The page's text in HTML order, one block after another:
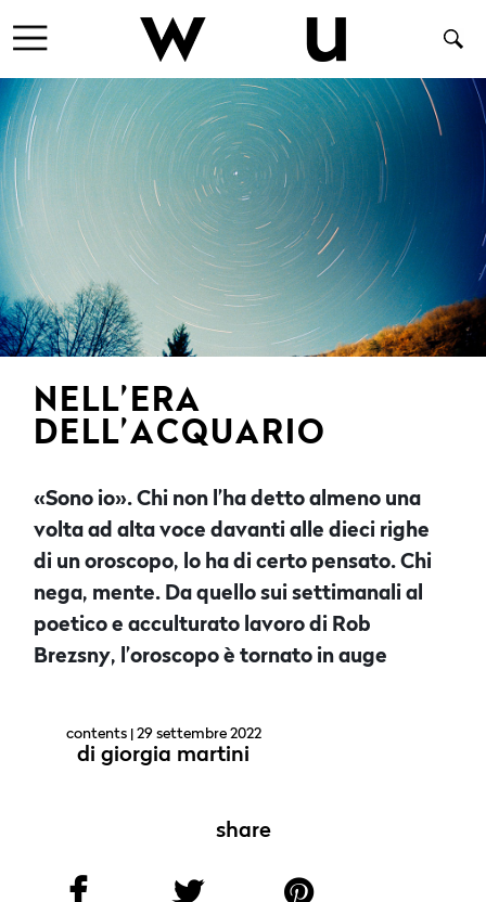
NELL’ERA
DELL’ACQUARIO
«Sono io». Chi non l’ha detto almeno una
volta ad alta voce davanti alle dieci righe
di un oroscopo, lo ha di certo pensato. Chi
nega, mente. Da quello sui settimanali al
poetico e acculturato lavoro di Rob
Brezsny, l’oroscopo è tornato in auge
contents| 29 settembre 2022
digiorgia martini
share